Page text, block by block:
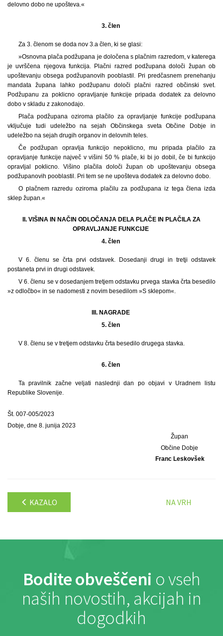
delovno dobo ne upošteva.«
3. člen
Za 3. členom se doda nov 3.a člen, ki se glasi:
»Osnovna plača podžupana je določena s plačnim razredom, v katerega
je uvrščena njegova funkcija. Plačni razred podžupana določi župan ob
upoštevanju obsega podžupanovih pooblastil. Pri predčasnem prenehanju
mandata župana lahko podžupanu določi plačni razred občinski svet.
Podžupanu za poklicno opravljanje funkcije pripada dodatek za delovno
dobo v skladu z zakonodajo.
Plača podžupana oziroma plačilo za opravljanje funkcije podžupana
vključuje tudi udeležbo na sejah Občinskega sveta Občine Dobje in
udeležbo na sejah drugih organov in delovnih teles.
Če podžupan opravlja funkcijo nepoklicno, mu pripada plačilo za
opravljanje funkcije največ v višini 50 % plače, ki bi jo dobil, če bi funkcijo
opravljal poklicno. Višino plačila določi župan ob upoštevanju obsega
podžupanovih pooblastil. Pri tem se ne upošteva dodatek za delovno dobo.
O plačnem razredu oziroma plačilu za podžupana iz tega člena izda
sklep župan.«
II. VIŠINA IN NAČIN ODLOČANJA DELA PLAČE IN PLAČILA ZA
OPRAVLJANJE FUNKCIJE
4. člen
V 6. členu se črta prvi odstavek. Dosedanji drugi in tretji odstavek
postaneta prvi in drugi odstavek.
V 6. členu se v dosedanjem tretjem odstavku prvega stavka črta besedilo
»z odločbo« in se nadomesti z novim besedilom »S sklepom«.
III. NAGRADE
5. člen
V 8. členu se v tretjem odstavku črta besedilo drugega stavka.
6. člen
Ta pravilnik začne veljati naslednji dan po objavi v Uradnem listu
Republike Slovenije.
Št. 007-005/2023
Dobje, dne 8. junija 2023
Župan
Občine Dobje
Franc Leskovšek
KAZALO NA VRH
Bodite obveščeni o vseh
naših novostih, akcijah in
dogodkih